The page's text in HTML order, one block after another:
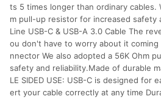
ts 5 times longer than ordinary cables.
m pull-up resistor for increased safety
Line USB-C & USB-A 3.0 Cable The
ou don't have to worry about it coming
nnector We also adopted a 56K Ohm
safety and reliability.Made of durable
LE SIDED USE: USB-C is designed for
ert your cable correctly at any time